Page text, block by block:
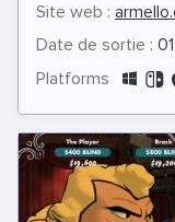
Site web :
Date de sortie :
Platforms